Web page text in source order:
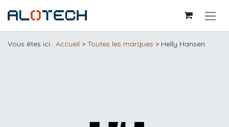
Vous êtes ici : Accueil > Toutes les marques > Helly Hansen